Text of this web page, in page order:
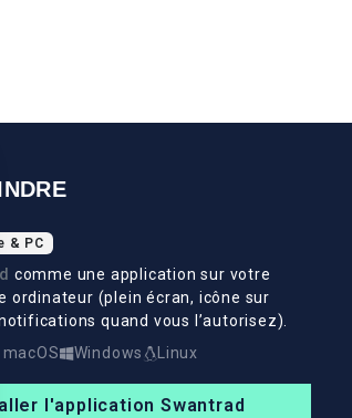
& PC
comme une application sur votre
ordinateur (plein écran, icône sur
notifications quand vous l’autorisez).
macOS Windows Linux
l'application Swantrad